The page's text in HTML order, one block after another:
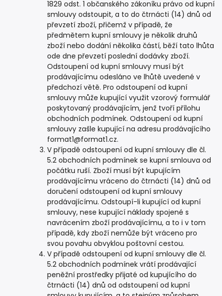
1829 odst. 1 občanského zákoníku právo od kupní
smlouvy odstoupit, a to do čtrnácti (14) dnů od
převzetí zboží, přičemž v případě, že
předmětem kupní smlouvy je několik druhů
zboží nebo dodání několika částí, běží tato lhůta
ode dne převzetí poslední dodávky zboží.
Odstoupení od kupní smlouvy musí být
prodávajícímu odesláno ve lhůtě uvedené v
předchozí větě. Pro odstoupení od kupní
smlouvy může kupující využit vzorový formulář
poskytovaný prodávajícím, jenž tvoří přílohu
obchodních podmínek. Odstoupení od kupní
smlouvy zašle kupující na adresu prodávajícího
format1@format1.cz.
V případě odstoupení od kupní smlouvy dle čl.
5.2 obchodních podmínek se kupní smlouva od
počátku ruší. Zboží musí být kupujícím
prodávajícímu vráceno do čtrnácti (14) dnů od
doručení odstoupení od kupní smlouvy
prodávajícímu. Odstoupí-li kupující od kupní
smlouvy, nese kupující náklady spojené s
navrácením zboží prodávajícímu, a to i v tom
případě, kdy zboží nemůže být vráceno pro
svou povahu obvyklou poštovní cestou.
V případě odstoupení od kupní smlouvy dle čl.
5.2 obchodních podmínek vrátí prodávající
peněžní prostředky přijaté od kupujícího do
čtrnácti (14) dnů od odstoupení od kupní